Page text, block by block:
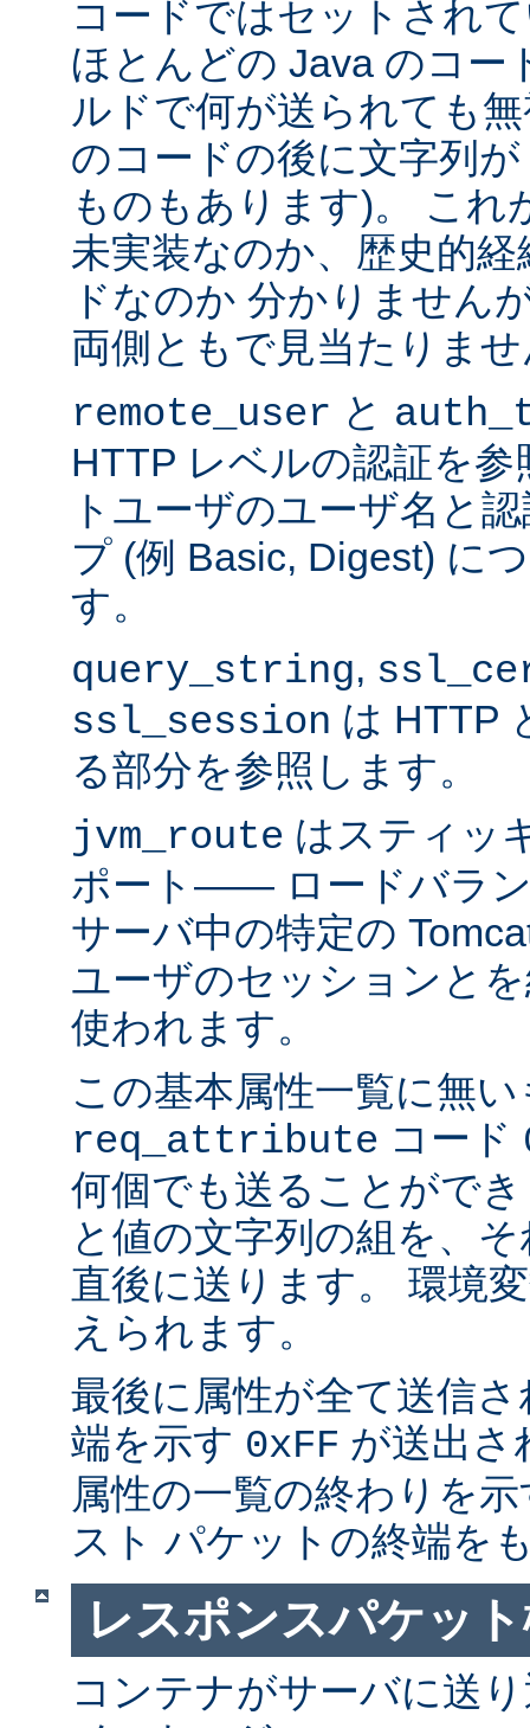
コードではセットされ
ほとんどの Java のコー
ルドで何が送られても
のコードの後に文字列
ものもあります)。 これ
未実装なのか、歴史的
ドなのか 分かりません
両側ともで見当たりま
remote_user と
HTTP レベルの認証を
トユーザのユーザ名と
プ (例 Basic, Digest) に
す。
query_string,
ssl_session は HTTP
る部分を参照します。
jvm_route はスティッ
ポート―― ロードバラ
サーバ中の特定の
ユーザのセッションと
使われます。
この基本属性一覧に無
req_attribute コード
何個でも送ることがで
と値の文字列の組を、
直後に送ります。 環境
えられます。
最後に属性が全て送信
端を示す 0xFF が送出さ
属性の一覧の終わりを
スト パケットの終端を
レスポンスパケッ
コンテナがサーバに送